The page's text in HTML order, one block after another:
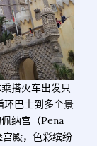
搭火车出发只
环巴士到多个景
纳宫（Pena
殿，色彩缤纷